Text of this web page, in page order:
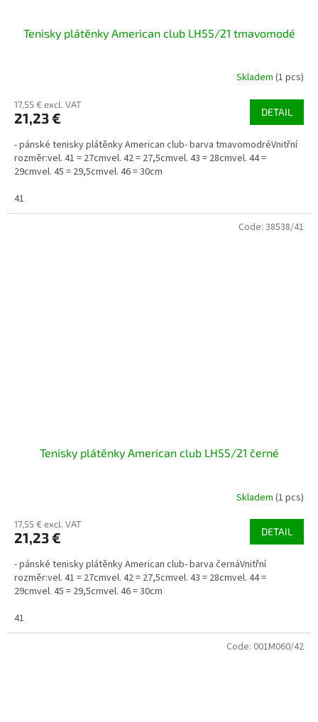
Tenisky plátěnky American club LH55/21 tmavomodé
Skladem (1 pcs)
17,55 € excl. VAT
21,23 € DETAIL
- pánské tenisky plátěnky American club- barva tmavomodréVnitřní
rozměr:vel. 41 = 27cmvel. 42 = 27,5cmvel. 43 = 28cmvel. 44 =
29cmvel. 45 = 29,5cmvel. 46 = 30cm
41
Tenisky plátěnky American club LH55/21 černé
Skladem (1 pcs)
17,55 € excl. VAT
21,23 € DETAIL
- pánské tenisky plátěnky American club- barva černáVnitřní
rozměr:vel. 41 = 27cmvel. 42 = 27,5cmvel. 43 = 28cmvel. 44 =
29cmvel. 45 = 29,5cmvel. 46 = 30cm
41
Code: 38538/41
Code: 001M060/42